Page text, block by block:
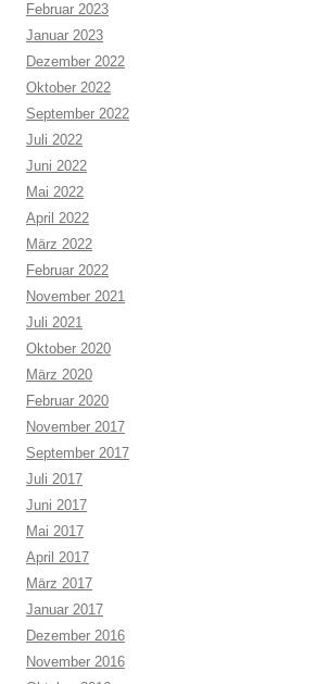
Februar 2023
Januar 2023
Dezember 2022
Oktober 2022
September 2022
Juli 2022
Juni 2022
Mai 2022
April 2022
März 2022
Februar 2022
November 2021
Juli 2021
Oktober 2020
März 2020
Februar 2020
November 2017
September 2017
Juli 2017
Juni 2017
Mai 2017
April 2017
März 2017
Januar 2017
Dezember 2016
November 2016